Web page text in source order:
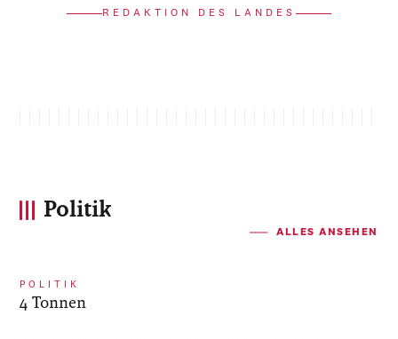
REDAKTION DES LANDES
Politik
ALLES ANSEHEN
POLITIK
4 Tonnen